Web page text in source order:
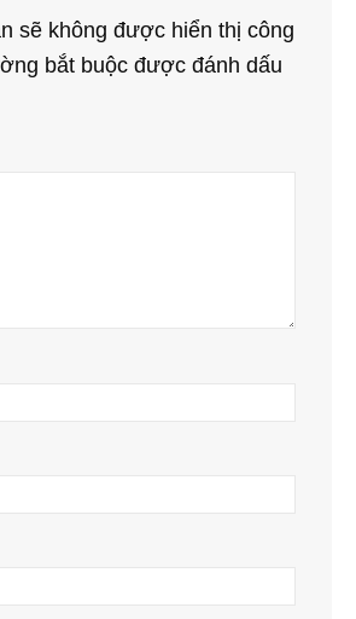
sẽ không được hiển thị công
bắt buộc được đánh dấu